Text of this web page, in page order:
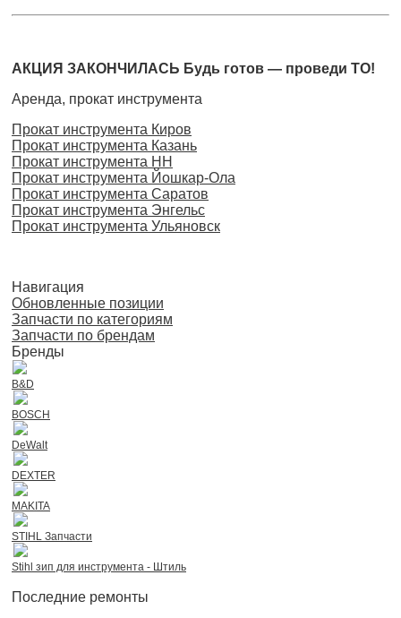
АКЦИЯ ЗАКОНЧИЛАСЬ Будь готов — проведи ТО!
Аренда, прокат инструмента
Прокат инструмента Киров
Прокат инструмента Казань
Прокат инструмента НН
Прокат инструмента Йошкар-Ола
Прокат инструмента Саратов
Прокат инструмента Энгельс
Прокат инструмента Ульяновск
Навигация
Обновленные позиции
Запчасти по категориям
Запчасти по брендам
Бренды
B&D
BOSCH
DeWalt
DEXTER
MAKITA
STIHL Запчасти
Stihl зип для инструмента - Штиль
Последние ремонты